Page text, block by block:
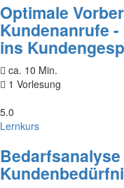
Optimale
Kundenanrufe
ins
ca. 10 Min.
1 Vorlesung
5.0
Lernkurs